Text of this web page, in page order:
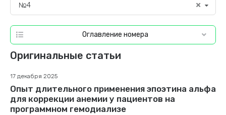
№4
Оглавление номера
Оригинальные статьи
17 декабря 2025
Опыт длительного применения эпоэтина альфа
для коррекции анемии у пациентов на
программном гемодиализе